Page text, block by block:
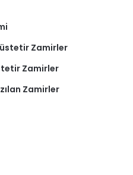
Zamirler
Zamirler
Zamirler